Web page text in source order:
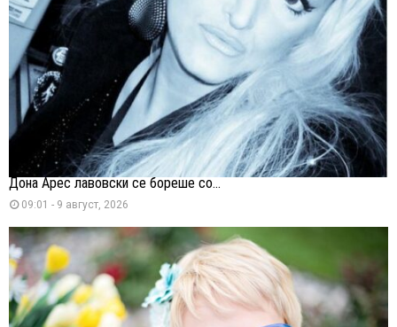
Дона Арес лавовски се бореше со...
09:01 - 9 август, 2026